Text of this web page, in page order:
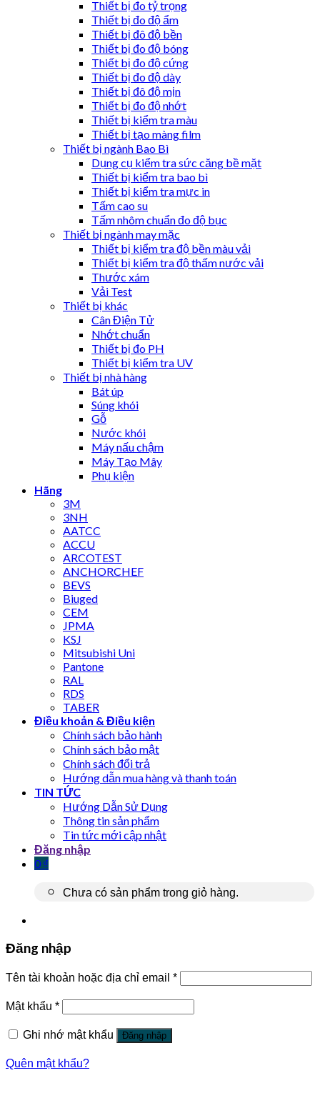
Thiết bị đo tỷ trọng
Thiết bị đo độ ẩm
Thiết bị đô độ bền
Thiết bị đo độ bóng
Thiết bị đo độ cứng
Thiết bị đo độ dày
Thiết bị đô độ mịn
Thiết bị đo độ nhớt
Thiết bị kiểm tra màu
Thiết bị tạo màng film
Thiết bị ngành Bao Bì
Dụng cụ kiểm tra sức căng bề mặt
Thiết bị kiểm tra bao bì
Thiết bị kiểm tra mực in
Tấm cao su
Tấm nhôm chuẩn đo độ bục
Thiết bị ngành may mặc
Thiết bị kiểm tra độ bền màu vải
Thiết bị kiểm tra độ thấm nước vải
Thước xám
Vải Test
Thiết bị khác
Cân Điện Tử
Nhớt chuẩn
Thiết bị đo PH
Thiết bị kiểm tra UV
Thiết bị nhà hàng
Bát úp
Súng khói
Gỗ
Nước khói
Máy nấu chậm
Máy Tạo Mây
Phụ kiện
Hãng
3M
3NH
AATCC
ACCU
ARCOTEST
ANCHORCHEF
BEVS
Biuged
CEM
JPMA
KSJ
Mitsubishi Uni
Pantone
RAL
RDS
TABER
Điều khoản & Điều kiện
Chính sách bảo hành
Chính sách bảo mật
Chính sách đổi trả
Hướng dẫn mua hàng và thanh toán
TIN TỨC
Hướng Dẫn Sử Dụng
Thông tin sản phẩm
Tin tức mới cập nhật
Đăng nhập
0 ₫
Chưa có sản phẩm trong giỏ hàng.
Đăng nhập
Tên tài khoản hoặc địa chỉ email *
Mật khẩu *
Ghi nhớ mật khẩu Đăng nhập
Quên mật khẩu?